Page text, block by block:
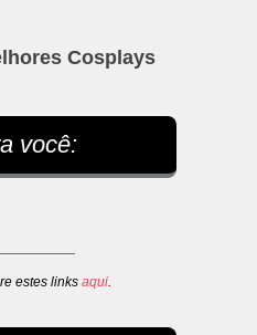
Cosplays
você:
estes linksaqui.